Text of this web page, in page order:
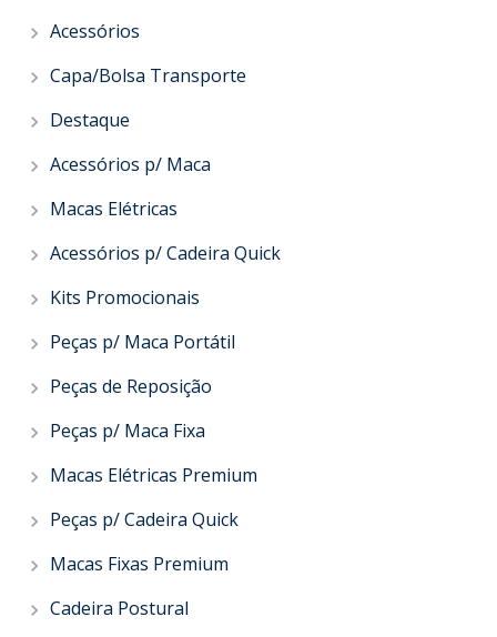
Acessórios
Capa/Bolsa Transporte
Destaque
Acessórios p/ Maca
Macas Elétricas
Acessórios p/ Cadeira Quick
Kits Promocionais
Peças p/ Maca Portátil
Peças de Reposição
Peças p/ Maca Fixa
Macas Elétricas Premium
Peças p/ Cadeira Quick
Macas Fixas Premium
Cadeira Postural